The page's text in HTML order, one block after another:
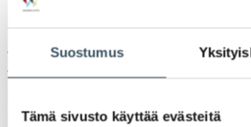
Suostumus
Tämä sivusto käyttää evästeitä
Kiertotalous voisi toteutua
tuotteiden kauppaa sekä vuokraus- ja
Tuoreissa päättäjille osoitetuissa
keinoja edistää kiertotaloutta. Kaupan